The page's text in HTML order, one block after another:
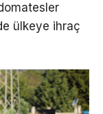
ülkeye ihraç